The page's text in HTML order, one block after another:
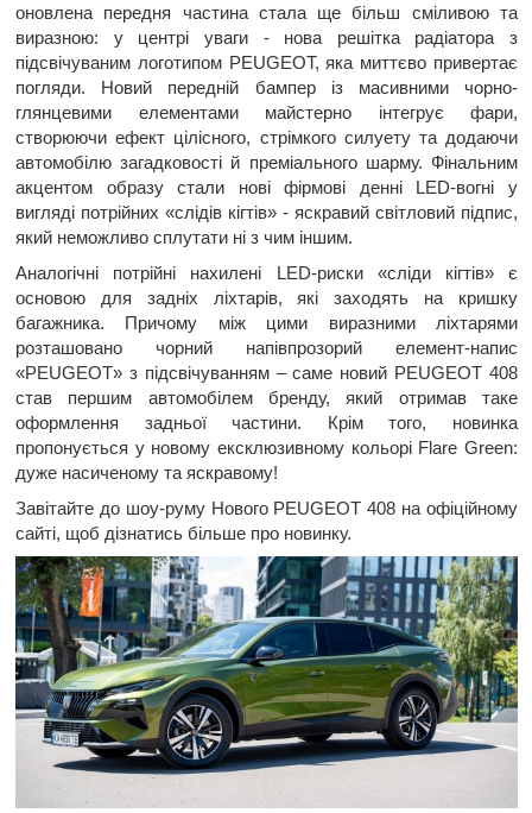
оновлена передня частина стала ще більш сміливою та
виразною: у центрі уваги - нова решітка радіатора з
підсвічуваним логотипом PEUGEOT, яка миттєво привертає
погляди. Новий передній бампер із масивними чорно-
глянцевими елементами майстерно інтегрує фари,
створюючи ефект цілісного, стрімкого силуету та додаючи
автомобілю загадковості й преміального шарму. Фінальним
акцентом образу стали нові фірмові денні LED-вогні у
вигляді потрійних «слідів кігтів» - яскравий світловий підпис,
який неможливо сплутати ні з чим іншим.
Аналогічні потрійні нахилені LED-риски «сліди кігтів» є
основою для задніх ліхтарів, які заходять на кришку
багажника. Причому між цими виразними ліхтарями
розташовано чорний напівпрозорий елемент-напис
«PEUGEOT» з підсвічуванням – саме новий PEUGEOT 408
став першим автомобілем бренду, який отримав таке
оформлення задньої частини. Крім того, новинка
пропонується у новому ексклюзивному кольорі Flare Green:
дуже насиченому та яскравому!
Завітайте до шоу-руму Нового PEUGEOT 408 на офіційному
сайті, щоб дізнатись більше про новинку.